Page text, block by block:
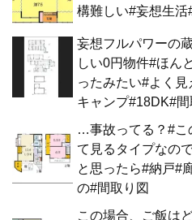
構難しい#妄想生活
妄想フルパワーの
しい0円物件#ほん
ったみたい#よく
キャンプ#18DK#間
…事故ってる？#こ
て見るタイプなの
と思ったら#納戸#
の#間取り図
この場合、ご飯は